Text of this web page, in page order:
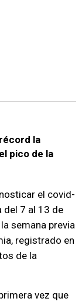
la
pico de la
el covid-
del 7 al 13 de
semana previa
registrado en
de la
vez que